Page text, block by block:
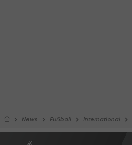
News Fußball International